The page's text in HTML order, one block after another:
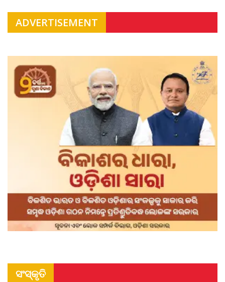
ADVERTISEMENT
ସଂସ୍କୃତି